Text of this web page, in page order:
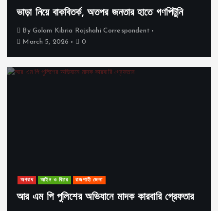
ভাড়া নিয়ে বাকবিতর্ক, অতপর জনতার হাতে গণপিটুনি
By Golam Kibria Rajshahi Correspondent
March 5, 2026
0
অপরাধ আইন ও বিচার রাজশাহী জেলা
আর এম পি পুলিশের অভিযানে মাদক কারবারি গ্রেফতার